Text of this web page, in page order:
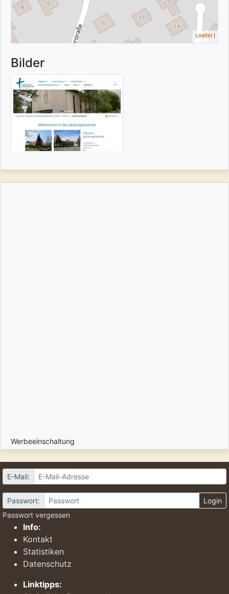
Leaflet |
Bilder
Werbeeinschaltung
E-Mail:
Passwort:
Login
Passwort vergessen
Info:
Kontakt
Statistiken
Datenschutz
Linktipps: